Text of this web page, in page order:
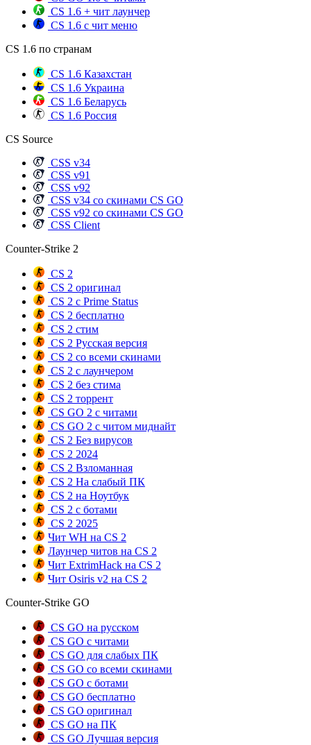
CS 1.6 + чит лаунчер
CS 1.6 с чит меню
CS 1.6 по странам
CS 1.6 Казахстан
CS 1.6 Украина
CS 1.6 Беларусь
CS 1.6 Россия
CS Source
CSS v34
CSS v91
CSS v92
CSS v34 со скинами CS GO
CSS v92 со скинами CS GO
CSS Client
Counter-Strike 2
CS 2
CS 2 оригинал
CS 2 с Prime Status
CS 2 бесплатно
CS 2 стим
CS 2 Русская версия
CS 2 со всеми скинами
CS 2 с лаунчером
CS 2 без стима
CS 2 торрент
CS GO 2 с читами
CS GO 2 с читом миднайт
CS 2 Без вирусов
CS 2 2024
CS 2 Взломанная
CS 2 На слабый ПК
CS 2 на Ноутбук
CS 2 с ботами
CS 2 2025
Чит WH на CS 2
Лаунчер читов на CS 2
Чит ExtrimHack на CS 2
Чит Osiris v2 на CS 2
Counter-Strike GO
CS GO на русском
CS GO с читами
CS GO для слабых ПК
CS GO со всеми скинами
CS GO с ботами
CS GO бесплатно
CS GO оригинал
CS GO на ПК
CS GO Лучшая версия